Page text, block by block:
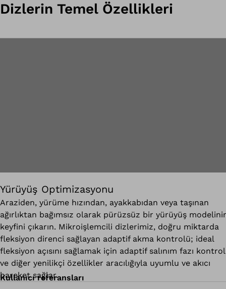
Dizlerin Temel Özellikleri
Yürüyüş Optimizasyonu
Araziden, yürüme hızından, ayakkabıdan veya taşınan
ağırlıktan bağımsız olarak pürüzsüz bir yürüyüş
keyfini çıkarın. Mikroişlemcili dizlerimiz, doğru miktarda
fleksiyon direnci sağlayan adaptif akma kontrolü; ideal
fleksiyon açısını sağlamak için adaptif salınım fazı
ve diğer yenilikçi özellikler aracılığıyla uyumlu ve akıcı
hareket sağlar.
Kullanıcı referansları